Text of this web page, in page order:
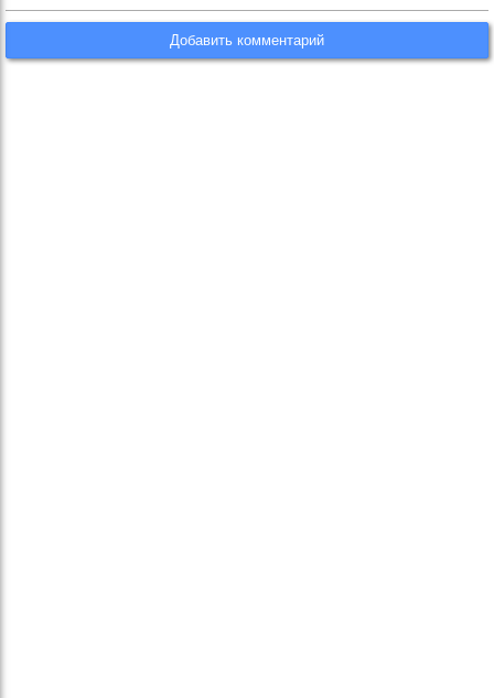
Добавить комментарий